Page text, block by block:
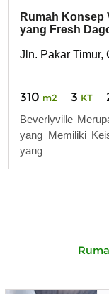
Rumah Konsep
yang Fresh
Jln. Pakar Timur,
310 m2 3 KT
Beverlyville
yang Memiliki
yang